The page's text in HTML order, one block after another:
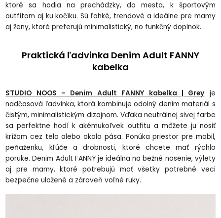
ktoré sa hodia na prechádzky, do mesta, k športovým
outfitom aj ku kočíku. Sú ľahké, trendové a ideálne pre mamy
aj ženy, ktoré preferujú minimalistický, no funkčný doplnok.
Praktická ľadvinka Denim Adult FANNY
kabelka
STUDIO NOOS – Denim Adult FANNY kabelka | Grey je
nadčasová ľadvinka, ktorá kombinuje odolný denim materiál s
čistým, minimalistickým dizajnom. Vďaka neutrálnej sivej farbe
sa perfektne hodí k akémukoľvek outfitu a môžete ju nosiť
krížom cez telo alebo okolo pása. Ponúka priestor pre mobil,
peňaženku, kľúče a drobnosti, ktoré chcete mať rýchlo
poruke. Denim Adult FANNY je ideálna na bežné nosenie, výlety
aj pre mamy, ktoré potrebujú mať všetky potrebné veci
bezpečne uložené a zároveň voľné ruky.